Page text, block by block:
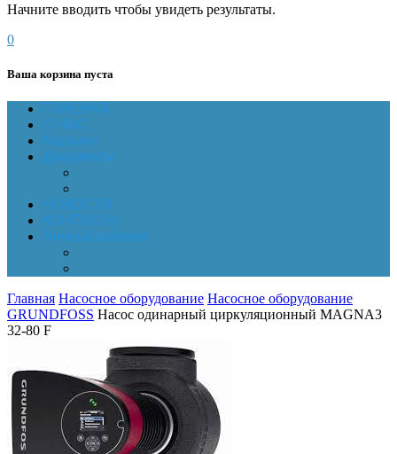
Начните вводить чтобы увидеть результаты.
0
Ваша корзина пуста
ГЛАВНАЯ
О НАС
Магазин
Документы
НОВОСТИ
КОНТАКТЫ
Личный кабинет
Главная Насосное оборудование Насосное оборудование
GRUNDFOSS Насос одинарный циркуляционный MAGNA3
32-80 F